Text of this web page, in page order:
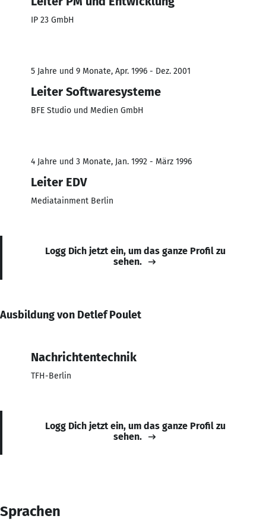
IP 23 GmbH
5 Jahre und 9 Monate, Apr. 1996 - Dez. 2001
Leiter Softwaresysteme
BFE Studio und Medien GmbH
4 Jahre und 3 Monate, Jan. 1992 - März 1996
Leiter EDV
Mediatainment Berlin
Logg Dich jetzt ein, um das ganze Profil zu
sehen.
Ausbildung von Detlef Poulet
Nachrichtentechnik
TFH-Berlin
Logg Dich jetzt ein, um das ganze Profil zu
sehen.
Sprachen